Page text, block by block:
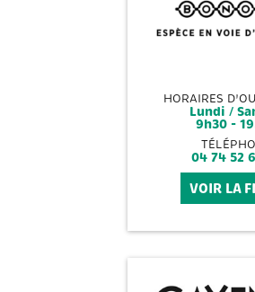
HORAIRES
Lundi /
9h30 -
04 74 52
VOIR LA